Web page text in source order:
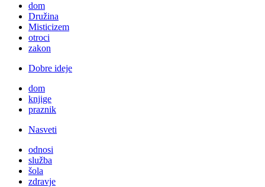
dom
Družina
Misticizem
otroci
zakon
Dobre ideje
dom
knjige
praznik
Nasveti
odnosi
služba
šola
zdravje